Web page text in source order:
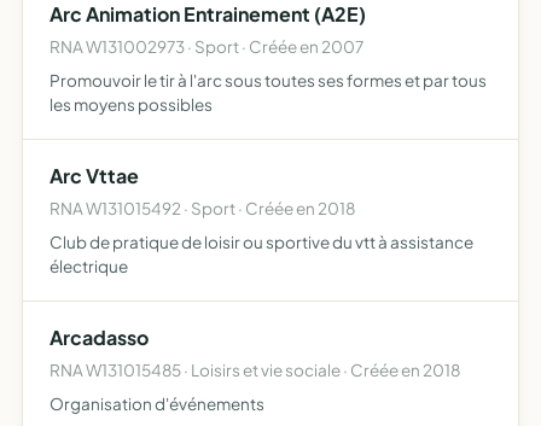
Arc Animation Entrainement (A2E)
RNA W131002973 · Sport · Créée en 2007
Promouvoir le tir à l'arc sous toutes ses formes et par tous
les moyens possibles
Arc Vttae
RNA W131015492 · Sport · Créée en 2018
Club de pratique de loisir ou sportive du vtt à assistance
électrique
Arcadasso
RNA W131015485 · Loisirs et vie sociale · Créée en 2018
Organisation d'événements